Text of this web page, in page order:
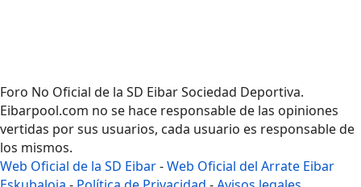
Foro No Oficial de la SD Eibar Sociedad Deportiva.
Eibarpool.com no se hace responsable de las opiniones
vertidas por sus usuarios, cada usuario es responsable de
los mismos.
Web Oficial de la SD Eibar-Web Oficial del Arrate Eibar